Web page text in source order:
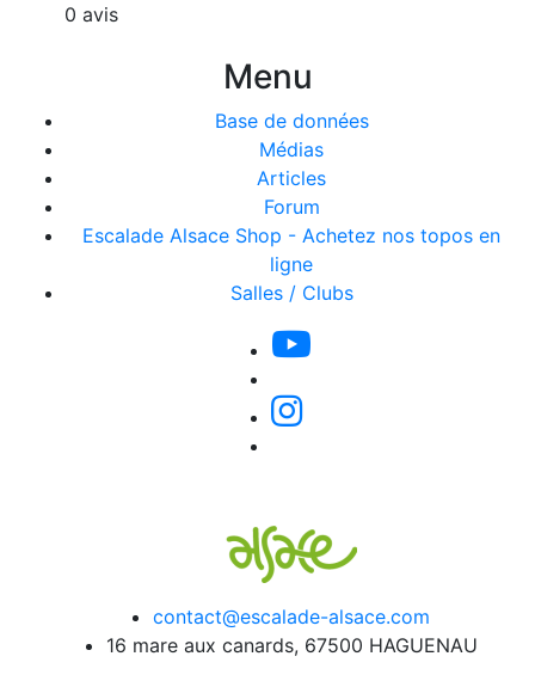
0 avis
Menu
Base de données
Médias
Articles
Forum
Escalade Alsace Shop - Achetez nos topos en
ligne
Salles / Clubs
contact@escalade-alsace.com
16 mare aux canards, 67500 HAGUENAU